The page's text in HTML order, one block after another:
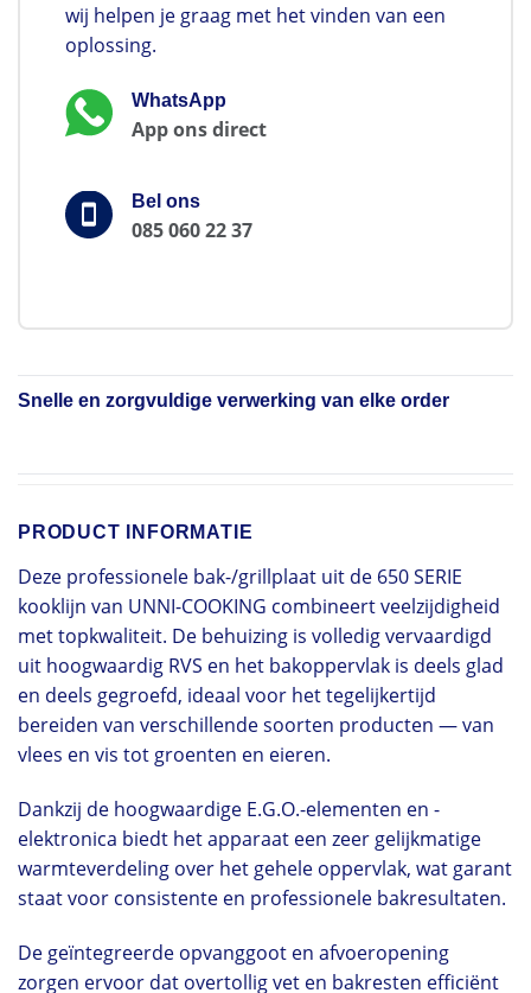
wij helpen je graag met het vinden van een
oplossing.
WhatsApp
App ons direct
Bel ons
085 060 22 37
Snelle en zorgvuldige verwerking van elke order
PRODUCT INFORMATIE
Deze professionele bak-/grillplaat uit de 650 SERIE
kooklijn van UNNI-COOKING combineert veelzijdigheid
met topkwaliteit. De behuizing is volledig vervaardigd
uit hoogwaardig RVS en het bakoppervlak is deels glad
en deels gegroefd, ideaal voor het tegelijkertijd
bereiden van verschillende soorten producten — van
vlees en vis tot groenten en eieren.
Dankzij de hoogwaardige E.G.O.-elementen en -
elektronica biedt het apparaat een zeer gelijkmatige
warmteverdeling over het gehele oppervlak, wat garant
staat voor consistente en professionele bakresultaten.
De geïntegreerde opvanggoot en afvoeropening
zorgen ervoor dat overtollig vet en bakresten efficiënt